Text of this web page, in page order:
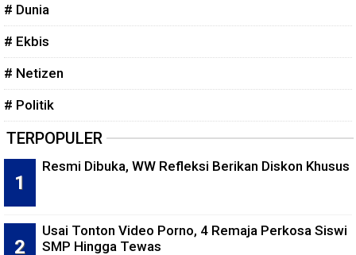
# Dunia
# Ekbis
# Netizen
# Politik
TERPOPULER
Resmi Dibuka, WW Refleksi Berikan Diskon Khusus
Usai Tonton Video Porno, 4 Remaja Perkosa Siswi
SMP Hingga Tewas